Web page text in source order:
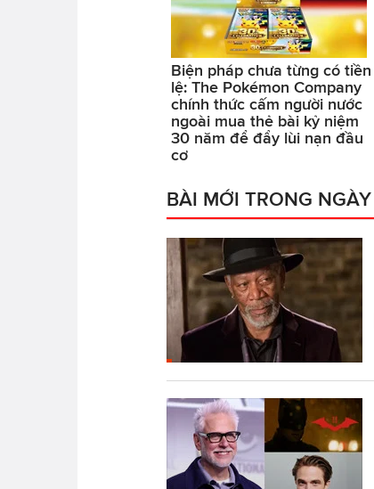
Biện pháp chưa từng có tiền
lệ: The Pokémon Company
chính thức cấm người nước
ngoài mua thẻ bài kỷ niệm
30 năm để đẩy lùi nạn đầu
cơ
BÀI MỚI TRONG NGÀY